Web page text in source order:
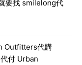
要找 smilelong代
Outfitters代購
付 Urban